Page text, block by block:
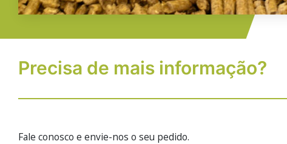
Precisa de mais informação?
Fale conosco e envie-nos o seu pedido.